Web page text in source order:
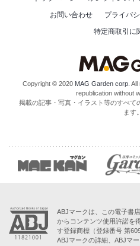
お問い合わせ
プライバ
特定商取引に
Copyright © 2020 MAG Garden corp. All
republication without
掲載の記事・写真・イラスト等のすべて
ます。
ABJマークは、この電子書
からコンテンツ使用許諾を
す登録商標（登録番号 第
ABJマークの詳細、ABJマ